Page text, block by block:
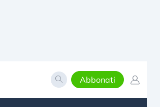
Abbonati